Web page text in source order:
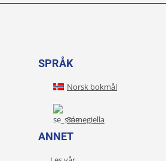
SPRÅK
Norsk bokmål
Sámegiella
ANNET